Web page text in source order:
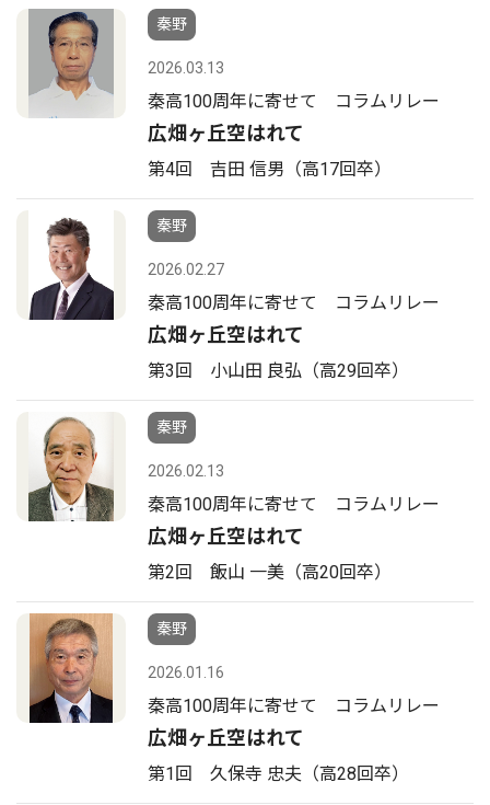
秦野
2026.03.13
秦高100周年に寄せて コラムリレー
広畑ヶ丘空はれて
第4回 吉田 信男（高17回卒）
秦野
2026.02.27
秦高100周年に寄せて コラムリレー
広畑ヶ丘空はれて
第3回 小山田 良弘（高29回卒）
秦野
2026.02.13
秦高100周年に寄せて コラムリレー
広畑ヶ丘空はれて
第2回 飯山 一美（高20回卒）
秦野
2026.01.16
秦高100周年に寄せて コラムリレー
広畑ヶ丘空はれて
第1回 久保寺 忠夫（高28回卒）